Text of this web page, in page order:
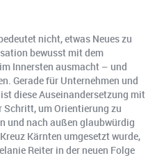
nicht, etwas Neues zu
bewusst mit dem
Innersten ausmacht – und
Gerade für Unternehmen und
diese Auseinandersetzung mit
um Orientierung zu
und nach außen glaubwürdig
Kärnten umgesetzt wurde,
Reiter in der neuen Folge